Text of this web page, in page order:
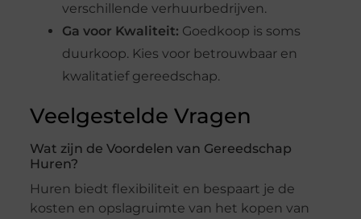
verschillende verhuurbedrijven.
Ga voor Kwaliteit: Goedkoop is soms
duurkoop. Kies voor betrouwbaar en
kwalitatief gereedschap.
Veelgestelde Vragen
Wat zijn de Voordelen van Gereedschap
Huren?
Huren biedt flexibiliteit en bespaart je de
kosten en opslagruimte van het kopen van